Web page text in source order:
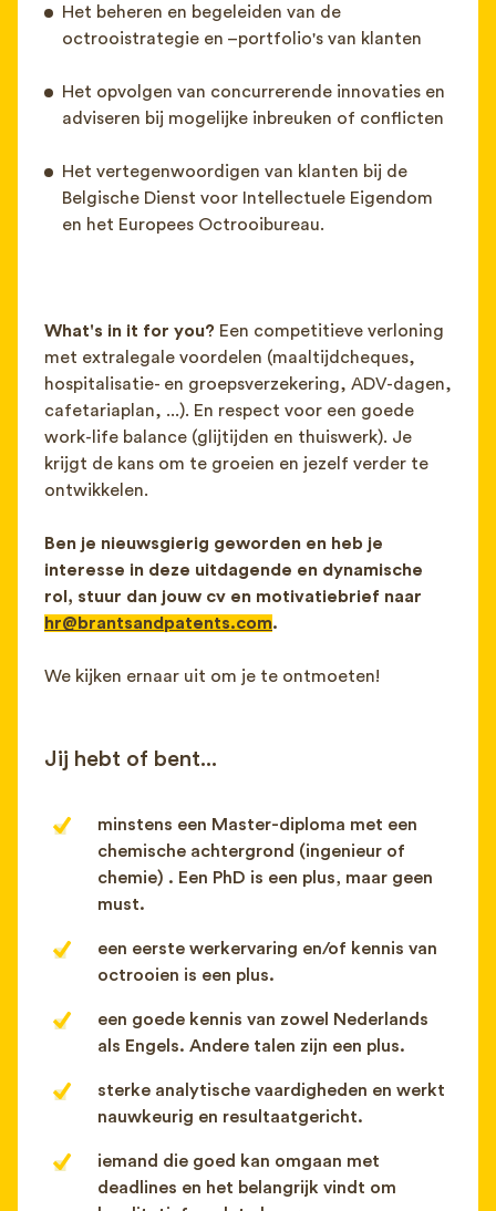
Het beheren en begeleiden van de
octrooistrategie en –portfolio's van klanten
Het opvolgen van concurrerende innovaties en
adviseren bij mogelijke inbreuken of conflicten
Het vertegenwoordigen van klanten bij de
Belgische Dienst voor Intellectuele Eigendom
en het Europees Octrooibureau.
What's in it for you? Een competitieve verloning
met extralegale voordelen (maaltijdcheques,
hospitalisatie- en groepsverzekering, ADV-dagen,
cafetariaplan, ...). En respect voor een goede
work-life balance (glijtijden en thuiswerk). Je
krijgt de kans om te groeien en jezelf verder te
ontwikkelen.
Ben je nieuwsgierig geworden en heb je
interesse in deze uitdagende en dynamische
rol, stuur dan jouw cv en motivatiebrief naar
hr@brantsandpatents.com.
We kijken ernaar uit om je te ontmoeten!
Jij hebt of bent...
minstens een Master-diploma met een
chemische achtergrond (ingenieur of
chemie) . Een PhD is een plus, maar geen
must.
een eerste werkervaring en/of kennis van
octrooien is een plus.
een goede kennis van zowel Nederlands
als Engels. Andere talen zijn een plus.
sterke analytische vaardigheden en werkt
nauwkeurig en resultaatgericht.
iemand die goed kan omgaan met
deadlines en het belangrijk vindt om